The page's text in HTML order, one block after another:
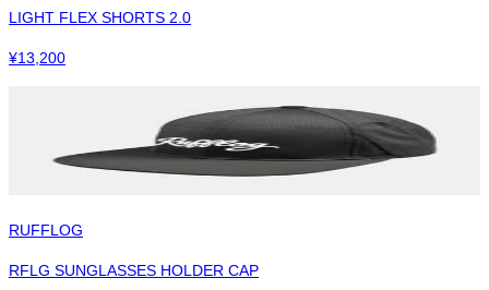
LIGHT FLEX SHORTS 2.0
¥13,200
RUFFLOG
RFLG SUNGLASSES HOLDER CAP